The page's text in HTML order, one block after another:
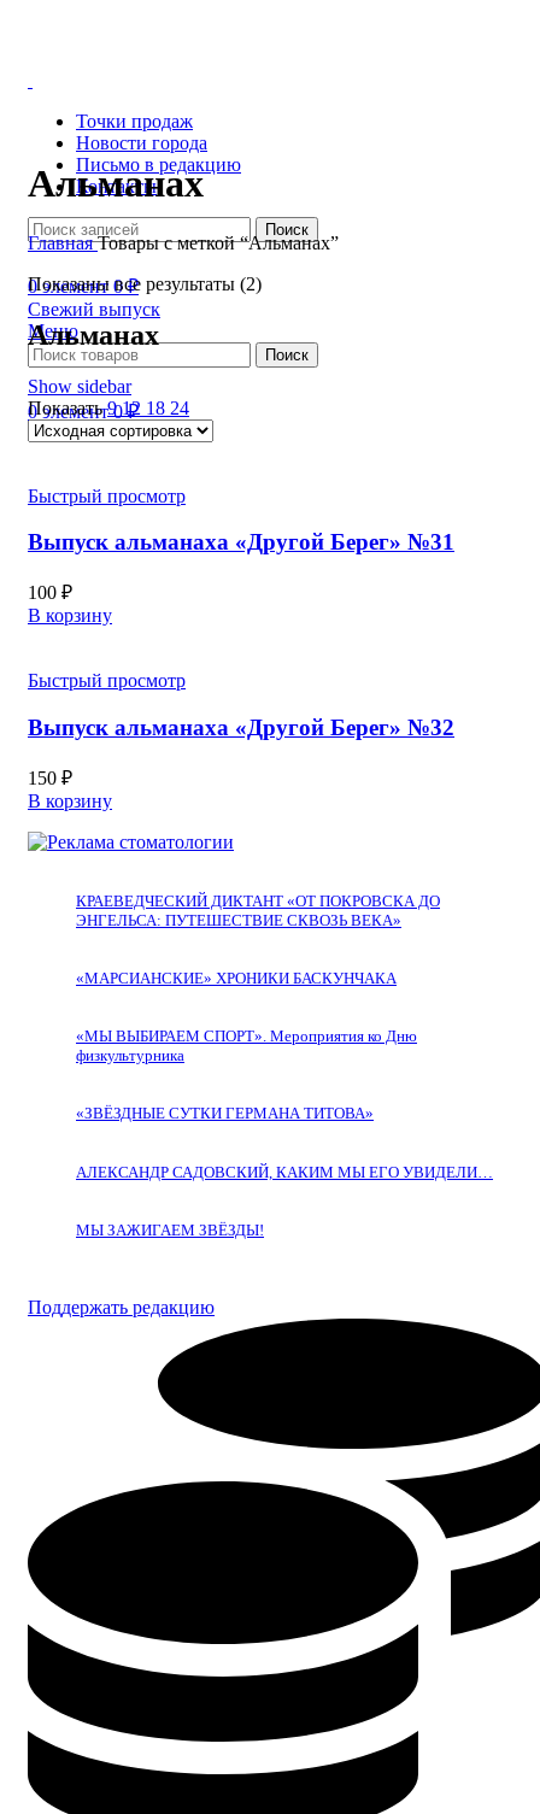
Точки продаж
Новости города
Письмо в редакцию
Контакты
Поиск
0элемент 0₽
Свежий выпуск
Меню
Поиск
0элемент 0₽
Альманах
ГлавнаяТовары с меткой “Альманах”
Показаны все результаты (2)
Альманах
Show sidebar
Показать912 18 24
Быстрый просмотр
Выпуск альманаха «Другой Берег» №31
100 ₽
В корзину
Быстрый просмотр
Выпуск альманаха «Другой Берег» №32
150 ₽
В корзину
КРАЕВЕДЧЕСКИЙ ДИКТАНТ «ОТ ПОКРОВСКА ДО
ЭНГЕЛЬСА: ПУТЕШЕСТВИЕ СКВОЗЬ ВЕКА»
«МАРСИАНСКИЕ» ХРОНИКИ БАСКУНЧАКА
«МЫ ВЫБИРАЕМ СПОРТ». Мероприятия ко Дню
физкультурника
«ЗВЁЗДНЫЕ СУТКИ ГЕРМАНА ТИТОВА»
АЛЕКСАНДР САДОВСКИЙ, КАКИМ МЫ ЕГО УВИДЕЛИ…
МЫ ЗАЖИГАЕМ ЗВЁЗДЫ!
Поддержать редакцию